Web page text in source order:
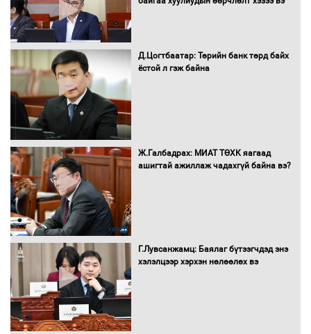
Засгийн газраас хөнгөлөлттэй зээлээр
хэлэлцүүлэг боллоо
"ДЦС-3” ТӨХК-ийн нэн шаардлагатай
“Турбингенератор-5”-ын шинэчлэлийн
төсвийг шийдвэрлэхээр болов
Д.Цогтбаатар: Төрийн банк төрд байх
ёстой л гэж байна
Ж.Галбадрах: МИАТ ТӨХК яагаад
ашигтай ажиллаж чадахгүй байна вэ?
Г.Лувсанжамц: Баялаг бүтээгчдэд энэ
хэлэлцээр хэрхэн нөлөөлөх вэ